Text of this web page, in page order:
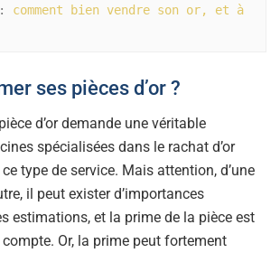
comment bien vendre son or, et à
ses pièces d’or ?
d’or demande une véritable
spécialisées dans le rachat d’or
type de service. Mais attention, d’une
il peut exister d’importances
estimations, et la prime de la pièce est
Or, la prime peut fortement